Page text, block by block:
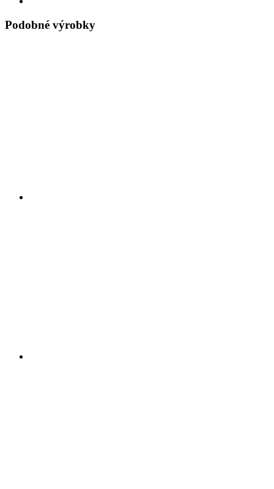
Podobné výrobky